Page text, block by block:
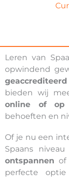
Leren van
opwindend
bieden wij
online of op
behoeften en
Of je nu een
Spaans
ontspannen of
perfecte